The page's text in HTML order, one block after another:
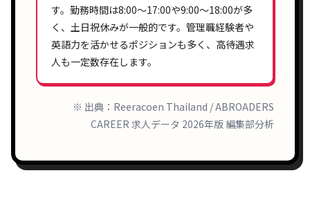
す。勤務時間は8:00〜17:00や9:00〜18:00が多
く、土日祝休みが一般的です。管理職経験者や
英語力を活かせるポジションも多く、高待遇求
人も一定数存在します。
※ 出典：Reeracoen Thailand / ABROADERS
CAREER 求人データ 2026年版 編集部分析